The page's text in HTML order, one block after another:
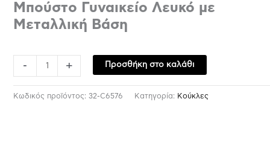
Μπούστο Γυναικείο Λευκό με
Μεταλλική Βάση
- + Προσθήκη στο καλάθι
Κωδικός προϊόντος:32-C6576 Κατηγορία: Κούκλες